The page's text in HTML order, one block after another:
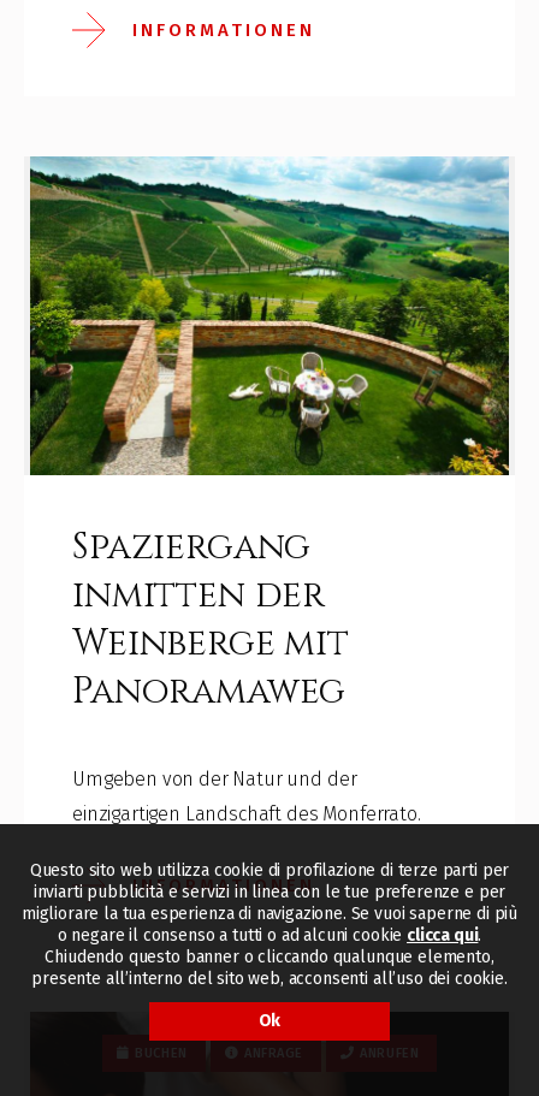
Questo sito web utilizza cookie di profilazione di terze parti per
inviarti pubblicità e servizi in linea con le tue preferenze e per
migliorare la tua esperienza di navigazione. Se vuoi saperne di più
o negare il consenso a tutti o ad alcuni cookie clicca qui.
Chiudendo questo banner o cliccando qualunque elemento,
presente all’interno del sito web, acconsenti all’uso dei cookie.
Ok
INFORMATIONEN
Spaziergang
inmitten der
Weinberge mit
Panoramaweg
Umgeben von der Natur und der
einzigartigen Landschaft des Monferrato.
INFORMATIONEN
BUCHEN ANFRAGE ANRUFEN